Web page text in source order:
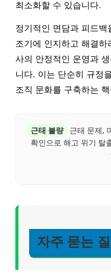
최소화할 수 있습니다.
정기적인 면담과 피드
조기에 인지하고 해결하
사의 안정적인 운영과
니다. 이는 단순히 규정
조직 문화를 구축하는
근태 불량
근태 문제,
확인으로 해고 위기 탈
자주 묻는